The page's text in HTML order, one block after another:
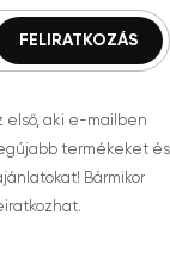
első, aki e-mailben
termékeket és
Bármikor